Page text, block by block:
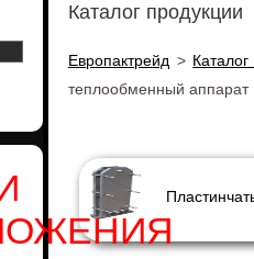
Каталог продукции
Европактрейд >
теплообменный аппарат